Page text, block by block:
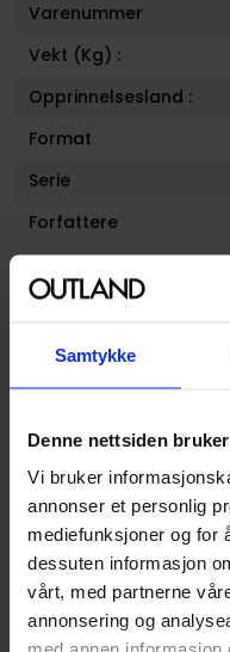
Samtykke
Denne nettsiden
Vi bruker
annonser et personlig
mediefunksjoner og for
dessuten informasjon
vårt, med partnerne
annonsering og
Varenummer
Vekt (Kg) :
Opprinnelsesland :
Format
Serie
Forfattere
Sjanger
Antall Sider
Utgiver
Lanseringsdato
(dd.mm.yyyy)